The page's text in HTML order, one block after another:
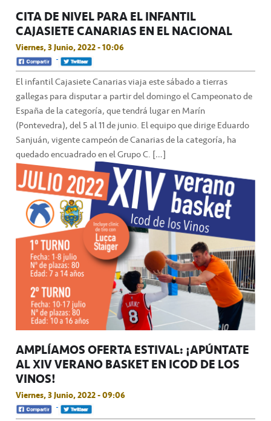
CITA DE NIVEL PARA EL INFANTIL
CAJASIETE CANARIAS EN EL NACIONAL
Viernes, 3 Junio, 2022 - 10:06
El infantil Cajasiete Canarias viaja este sábado a tierras
gallegas para disputar a partir del domingo el Campeonato de
España de la categoría, que tendrá lugar en Marín
(Pontevedra), del 5 al 11 de junio. El equipo que dirige Eduardo
Sanjuán, vigente campeón de Canarias de la categoría, ha
quedado encuadrado en el Grupo C. […]
AMPLÍAMOS OFERTA ESTIVAL: ¡APÚNTATE
AL XIV VERANO BASKET EN ICOD DE LOS
VINOS!
Viernes, 3 Junio, 2022 - 09:06